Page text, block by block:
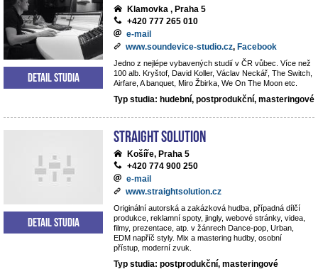
Klamovka , Praha 5
+420 777 265 010
e-mail
www.soundevice-studio.cz, Facebook
Jedno z nejlépe vybavených studií v ČR vůbec. Více než
100 alb. Kryštof, David Koller, Václav Neckář, The Switch,
Airfare, A banquet, Miro Žbirka, We On The Moon etc.
Typ studia: hudební, postprodukční, masteringové
Detail studia
Straight Solution
Košíře, Praha 5
+420 774 900 250
e-mail
www.straightsolution.cz
Originální autorská a zakázková hudba, případná dílčí
produkce, reklamní spoty, jingly, webové stránky, videa,
filmy, prezentace, atp. v žánrech Dance-pop, Urban,
EDM napříč styly. Mix a mastering hudby, osobní
přístup, moderní zvuk.
Typ studia: postprodukční, masteringové
Detail studia